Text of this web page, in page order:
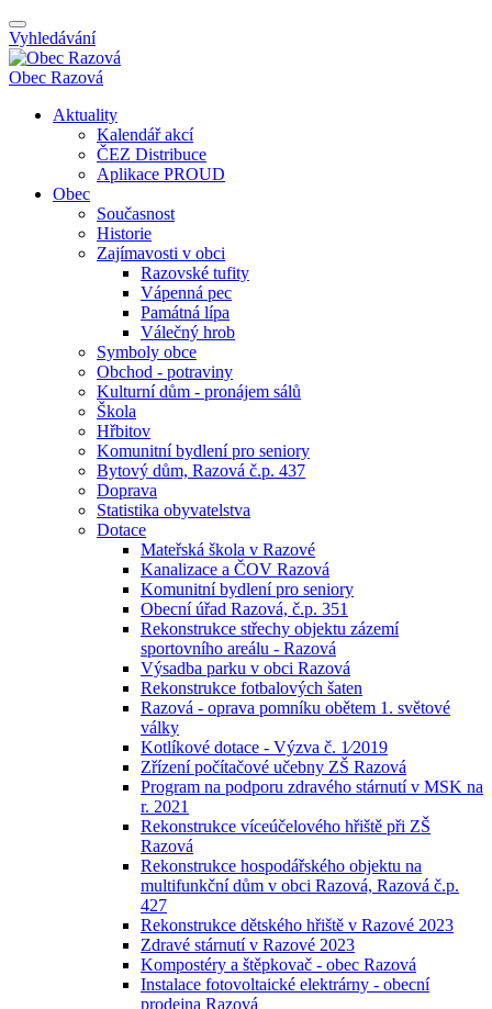
Vyhledávání
Obec Razová
Aktuality
Kalendář akcí
ČEZ Distribuce
Aplikace PROUD
Obec
Současnost
Historie
Zajímavosti v obci
Razovské tufity
Vápenná pec
Památná lípa
Válečný hrob
Symboly obce
Obchod - potraviny
Kulturní dům - pronájem sálů
Škola
Hřbitov
Komunitní bydlení pro seniory
Bytový dům, Razová č.p. 437
Doprava
Statistika obyvatelstva
Dotace
Mateřská škola v Razové
Kanalizace a ČOV Razová
Komunitní bydlení pro seniory
Obecní úřad Razová, č.p. 351
Rekonstrukce střechy objektu zázemí
sportovního areálu - Razová
Výsadba parku v obci Razová
Rekonstrukce fotbalových šaten
Razová - oprava pomníku obětem 1. světové
války
Kotlíkové dotace - Výzva č. 1⁄2019
Zřízení počítačové učebny ZŠ Razová
Program na podporu zdravého stárnutí v MSK na
r. 2021
Rekonstrukce víceúčelového hřiště při ZŠ
Razová
Rekonstrukce hospodářského objektu na
multifunkční dům v obci Razová, Razová č.p.
427
Rekonstrukce dětského hřiště v Razové 2023
Zdravé stárnutí v Razové 2023
Kompostéry a štěpkovač - obec Razová
Instalace fotovoltaické elektrárny - obecní
prodejna Razová